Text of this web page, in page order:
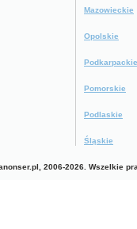
Mazowieckie
Opolskie
Podkarpackie
Pomorskie
Podlaskie
Śląskie
2006-2026. Wszelkie